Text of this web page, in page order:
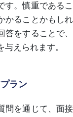
す。慎重である
かることかもし
答をすることで
えられます。
ラン
問を通じて、面